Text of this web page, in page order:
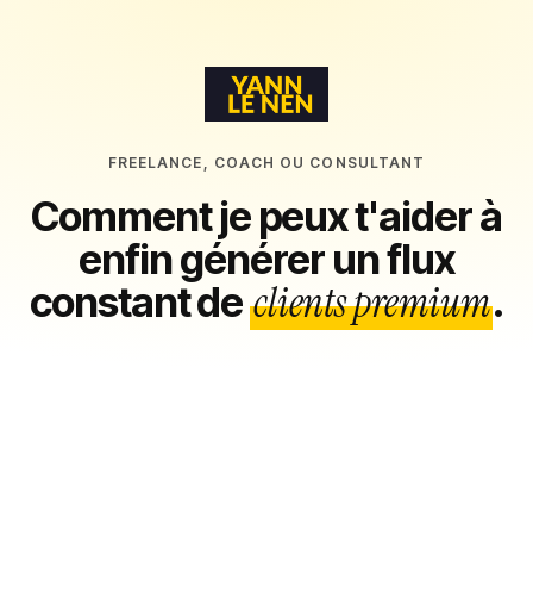
FREELANCE, COACH OU CONSULTANT
Comment je peux t'aider à
enfin générer un flux
constant declients premium.